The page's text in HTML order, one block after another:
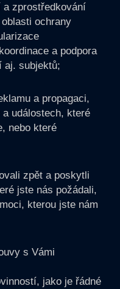
zprostředkování
ochrany
a podpora
aj. subjektů;
a propagaci,
událostech, které
nebo které
zpět a poskytli
jste nás požádali,
kterou jste nám
s Vámi
jako je řádné